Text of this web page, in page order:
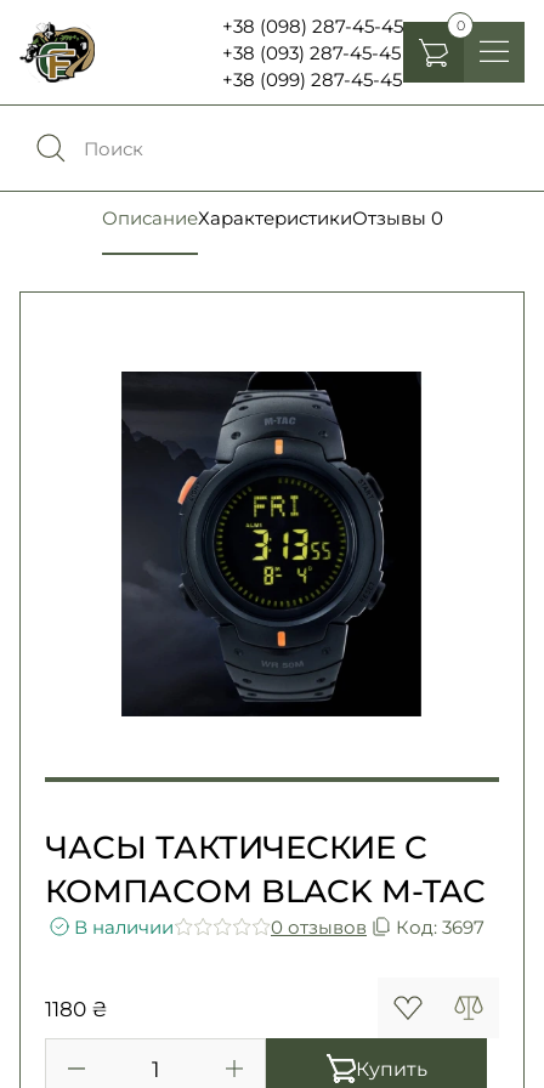
+38 (098) 287-45-45
+38 (093) 287-45-45
+38 (099) 287-45-45
0
Сравнение0
Избранное0
UA
Возврат и обмен
Обувь
Фонари, бинокли и елементы питания
Шевроны, патчи , нашивки
Second Hand NATO
ОписаниеХарактеристикиОтзывы 0
ЧАСЫ ТАКТИЧЕСКИЕ С
КОМПАСОМ BLACK M-TAC
В наличии 0 отзывов Код: 3697
1180 ₴
Купить